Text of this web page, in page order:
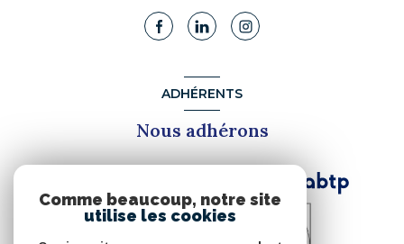
ADHÉRENTS
Nous adhérons
Comme beaucoup, notre site
utilise les cookies